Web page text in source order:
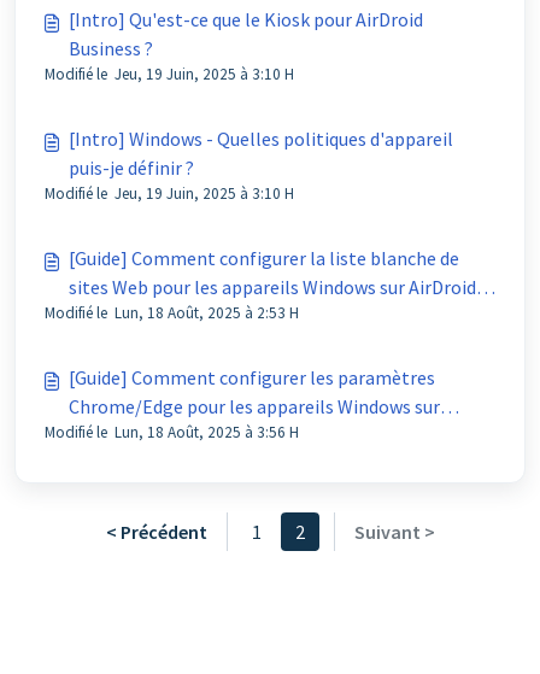
[Intro] Qu'est-ce que le Kiosk pour AirDroid
Business ?
Modifié le Jeu, 19 Juin, 2025 à 3:10 H
[Intro] Windows - Quelles politiques d'appareil
puis-je définir ?
Modifié le Jeu, 19 Juin, 2025 à 3:10 H
[Guide] Comment configurer la liste blanche de
sites Web pour les appareils Windows sur AirDroid
Business ?
Modifié le Lun, 18 Août, 2025 à 2:53 H
[Guide] Comment configurer les paramètres
Chrome/Edge pour les appareils Windows sur
AirDroid Business ?
Modifié le Lun, 18 Août, 2025 à 3:56 H
< Précédent 1 2 Suivant >